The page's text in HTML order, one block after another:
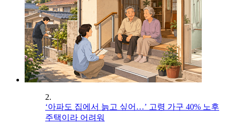
2.
‘아파도 집에서 늙고 싶어…’ 고령 가구 40% 노후
주택이라 어려워